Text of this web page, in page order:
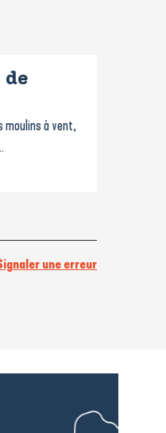
de
moulins à vent,
une erreur